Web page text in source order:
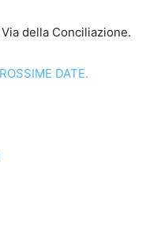
della Conciliazione.
DATE.